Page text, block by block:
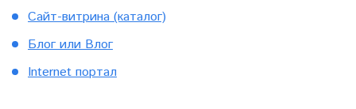
Сайт-витрина (каталог)
Блог или Влог
Internet портал